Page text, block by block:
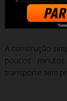
A construção
poucos
transporte sem